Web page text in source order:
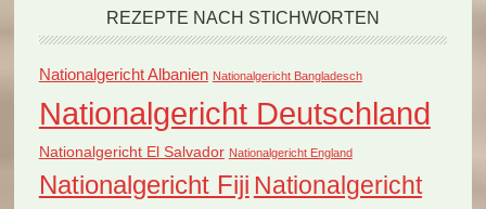
REZEPTE NACH STICHWORTEN
Nationalgericht Albanien Nationalgericht Bangladesch
Nationalgericht Deutschland
Nationalgericht El Salvador Nationalgericht England
Nationalgericht Fiji Nationalgericht